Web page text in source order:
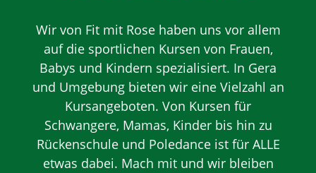
Wir von Fit mit Rose haben uns vor allem
auf die sportlichen Kursen von Frauen,
Babys und Kindern spezialisiert. In Gera
und Umgebung bieten wir eine Vielzahl an
Kursangeboten. Von Kursen für
Schwangere, Mamas, Kinder bis hin zu
Rückenschule und Poledance ist für ALLE
etwas dabei. Mach mit und wir bleiben